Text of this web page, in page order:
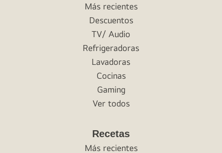
Más recientes
Descuentos
TV/ Audio
Refrigeradoras
Lavadoras
Cocinas
Gaming
Ver todos
Recetas
Más recientes